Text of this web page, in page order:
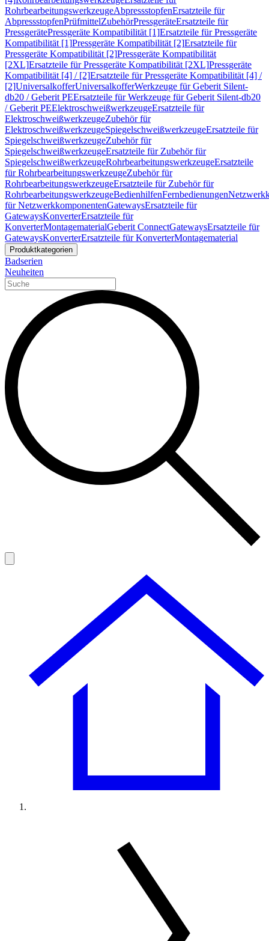
RohrbearbeitungswerkzeugeAbpressstopfenErsatzteile für
AbpressstopfenPrüfmittelZubehörPressgeräteErsatzteile für
PressgerätePressgeräte Kompatibilität [1]Ersatzteile für Pressgeräte
Kompatibilität [1]Pressgeräte Kompatibilität [2]Ersatzteile für
Pressgeräte Kompatibilität [2]Pressgeräte Kompatibilität
[2XL]Ersatzteile für Pressgeräte Kompatibilität [2XL]Pressgeräte
Kompatibilität [4] / [2]Ersatzteile für Pressgeräte Kompatibilität [4] /
[2]UniversalkofferUniversalkofferWerkzeuge für Geberit Silent-
db20 / Geberit PEErsatzteile für Werkzeuge für Geberit Silent-db20
/ Geberit PEElektroschweißwerkzeugeErsatzteile für
ElektroschweißwerkzeugeZubehör für
ElektroschweißwerkzeugeSpiegelschweißwerkzeugeErsatzteile für
SpiegelschweißwerkzeugeZubehör für
SpiegelschweißwerkzeugeErsatzteile für Zubehör für
SpiegelschweißwerkzeugeRohrbearbeitungswerkzeugeErsatzteile
für RohrbearbeitungswerkzeugeZubehör für
RohrbearbeitungswerkzeugeErsatzteile für Zubehör für
RohrbearbeitungswerkzeugeBedienhilfenFernbedienungen
für NetzwerkkomponentenGatewaysErsatzteile für
GatewaysKonverterErsatzteile für
KonverterMontagematerialGeberit ConnectGatewaysErsatzteile für
GatewaysKonverterErsatzteile für KonverterMontagematerial
Produktkategorien
Badserien
Neuheiten